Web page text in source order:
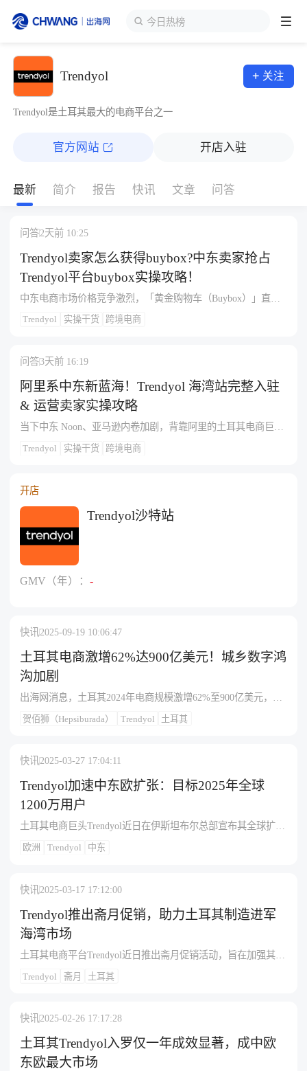
今日热榜
出海服务
出海资讯
跨境报告
出海交流群
登录/注册
Trendyol 关注
Trendyol是土耳其最大的电商平台之一
官方网站 开店入驻
最新 简介 报告 快讯 文章 问答
问答2天前 10:25
Trendyol卖家怎么获得buybox?中东卖家抢占
Trendyol平台buybox实操攻略！
中东电商市场价格竞争激烈，「黄金购物车（Buybox）」直接
决定商品曝光与订单转化。还在手动盯竞品、反复改价？平台
自带自动定价工具可一键搭建动态调价规则，自动对标Buybox
能快速上手。一、自动定价工具核心优势1、自动对标Buybox，
Buybox胜出商品价格，自动调整售价，不用人工实时监控竞品
Trendyol 实操干货 跨境电商
问答3天前 16:19
阿里系中东新蓝海！Trendyol 海湾站完整入驻
& 运营卖家实操攻略
当下中东 Noon、亚马逊内卷加剧，背靠阿里的土耳其电商巨头
Trendyol 全力发力沙特、阿联酋海湾双站点，2024 年正式对中
国企业开放入驻。区别于土耳其本土站，中国卖家只布局沙
商家占比不足 10%，竞争压力远低于成熟中东平台。但
Trendyol 设置海外仓、本地 VAT 两大硬性准入门槛，大量工
厂、贸易商因材料不符、流程踩坑多次审核驳
Trendyol 实操干货 跨境电商
开店
Trendyol沙特站
GMV（年）： -
快讯 2025-09-19 10:06:47
土耳其电商激增62%达900亿美元！城乡数字鸿
沟加剧
出海网消息，土耳其2024年电商规模激增62%至900亿美元，占
零售总额20%，但城乡数字鸿沟显著：伊斯坦布尔普及率93%
（贡献570亿美元收入），而哈卡里等农村省份仅30%。60万在
市场集中度加剧竞争失衡。女性成为消费主力，占据60%线上购
配与基础设施的不平等问题。
贺佰狮（Hepsiburada） Trendyol 土耳其
快讯2025-03-27 17:04:11
Trendyol加速中东欧扩张：目标2025年全球
1200万用户
土耳其电商巨头Trendyol近日在伊斯坦布尔总部宣布其全球扩张
战略，目标到2025年吸引1200万国际用户，并成为欧洲、中东
和非洲（EMEA）地区的领先电商平台。Trendyol正重点布局中
达150万，累计销售商品超1600万件。该公司将通过本地化运
营、卖家扶持计划及技术投资，进一步巩固其市场领先地位，
加速区域增长。
欧洲 Trendyol 中东
快讯 2025-03-17 17:12:00
Trendyol推出斋月促销，助力土耳其制造进军
海湾市场
土耳其电商平台Trendyol近日推出斋月促销活动，旨在加强其在
海湾地区的市场影响力，并推动土耳其制造商的电子出口增
长。斋月是海湾地区购物高峰期，Trendyol计划通过营销投资和
Trendyol在海湾市场拥有6万名卖家，提供超过1500万种产品，
促销将进一步扩大其在沙特阿拉伯、阿联酋、卡塔尔、科威
特、阿曼和巴林的业务，助力土耳其制造在全球市场的拓展。
Trendyol 斋月 土耳其
快讯2025-02-26 17:17:28
土耳其Trendyol入罗仅一年成效显著，成中欧
东欧最大市场